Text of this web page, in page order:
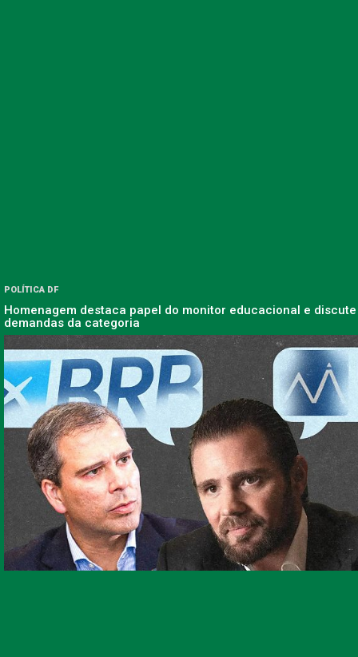
POLÍTICA DF
Homenagem destaca papel do monitor educacional e discute
demandas da categoria